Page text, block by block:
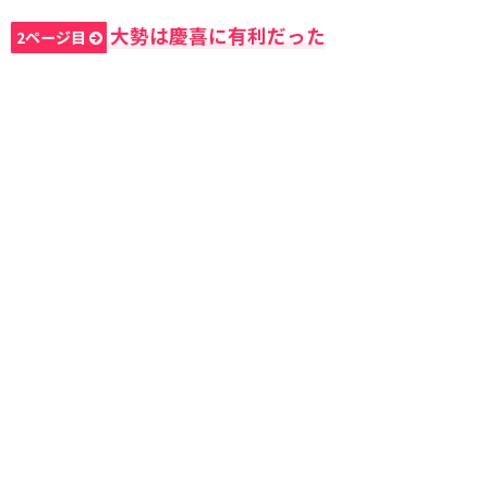
2ページ目 大勢は慶喜に有利だった